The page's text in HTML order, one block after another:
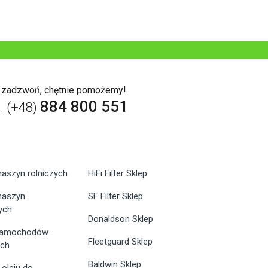
zadzwoń, chętnie pomożemy!
(+48) 884 800 551
rolniczych HiFi Filter Sklep
SF Filter Sklep
Donaldson Sklep
Fleetguard Sklep
Baldwin Sklep